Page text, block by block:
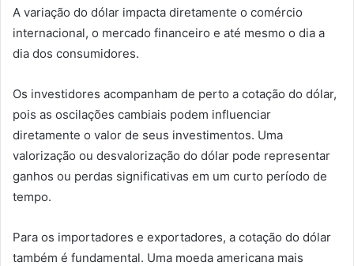
A variação do dólar impacta diretamente o comércio
internacional, o mercado financeiro e até mesmo o dia a
dia dos consumidores.
Os investidores acompanham de perto a cotação do dólar,
pois as oscilações cambiais podem influenciar
diretamente o valor de seus investimentos. Uma
valorização ou desvalorização do dólar pode representar
ganhos ou perdas significativas em um curto período de
tempo.
Para os importadores e exportadores, a cotação do dólar
também é fundamental. Uma moeda americana mais